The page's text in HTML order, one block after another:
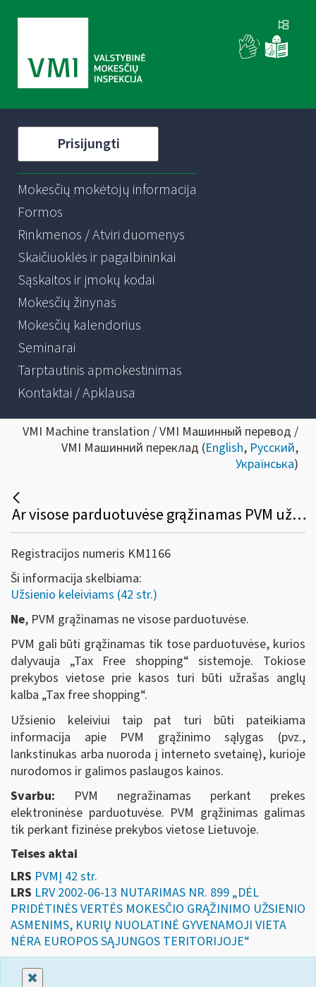
Prisijungti
Mokesčių mokėtojų informacija
Formos
Rinkmenos / Atviri duomenys
Skaičiuoklės ir pagalbininkai
Sąskaitos ir įmokų kodai
Mokesčių žinynas
Mokesčių kalendorius
Seminarai
Tarptautinis apmokestinimas
Kontaktai / Apklausa
VMI Machine translation / VMI Машинный перевод /
VMI Машинний переклад (English, Русский,
Українська)
Ar visose parduotuvėse grąžinamas PVM už užsienio keleivio įsigytas prekes?
Registracijos numeris KM1166
Ši informacija skelbiama:
Užsienio keleiviams (42 str.)
Ne, PVM grąžinamas ne visose parduotuvėse.
PVM gali būti grąžinamas tik tose parduotuvėse, kurios
dalyvauja „Tax Free shopping“ sistemoje. Tokiose
prekybos vietose prie kasos turi būti užrašas anglų
kalba „Tax free shopping“.
Užsienio keleiviui taip pat turi būti pateikiama
informacija apie PVM grąžinimo sąlygas (pvz.,
lankstinukas arba nuoroda į interneto svetainę), kurioje
nurodomos ir galimos paslaugos kainos.
Svarbu: PVM negražinamas perkant prekes
elektroninėse parduotuvėse. PVM grąžinimas galimas
tik perkant fizinėse prekybos vietose Lietuvoje.
Teises aktai
LRS PVMĮ 42 str.
LRS LRV 2002-06-13 NUTARIMAS NR. 899 „DĖL
PRIDĖTINĖS VERTĖS MOKESČIO GRĄŽINIMO UŽSIENIO
ASMENIMS, KURIŲ NUOLATINĖ GYVENAMOJI VIETA
NĖRA EUROPOS SĄJUNGOS TERITORIJOJE“